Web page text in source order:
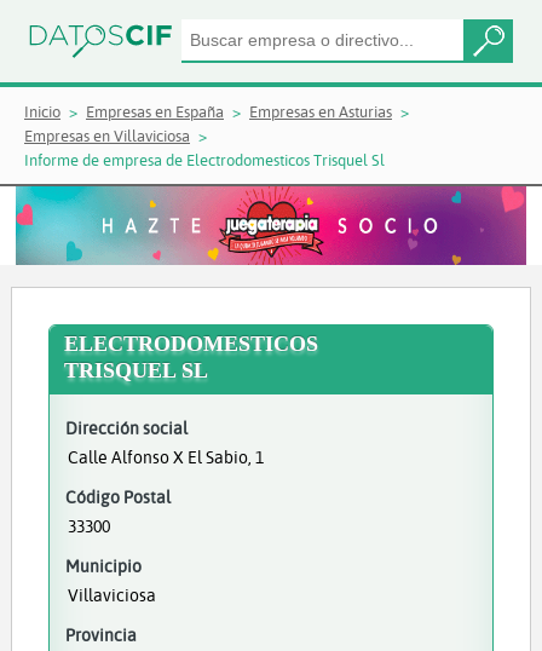
Inicio Empresas en España
Empresas en Asturias
Empresas en Villaviciosa
Informe de empresa de Electrodomesticos Trisquel Sl
ELECTRODOMESTICOS
TRISQUEL SL
Dirección social
Calle Alfonso X El Sabio, 1
Código Postal
33300
Municipio
Villaviciosa
Provincia